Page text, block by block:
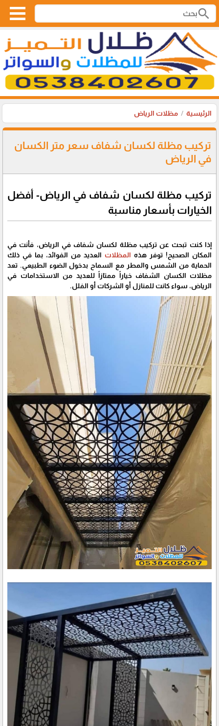
search
الرئيسية مظلات الرياض
تركيب مظلة لكسان شفاف سعر متر الكسان
في الرياض
تركيب مظلة لكسان شفاف في الرياض- أفضل
الخيارات بأسعار مناسبة
إذا كنت تبحث عن تركيب مظلة لكسان شفاف في الرياض، فأنت في
المكان الصحيح! توفر هذه المظلات العديد من الفوائد، بما في ذلك
الحماية من الشمس والمطر مع السماح بدخول الضوء الطبيعي. تعد
مظلات الكسان الشفاف خياراً ممتازاً للعديد من الاستخدامات في
الرياض، سواء كانت للمنازل أو الشركات أو الفلل.